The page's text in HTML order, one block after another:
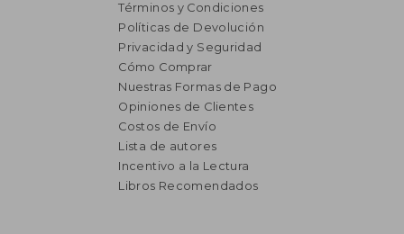
Términos y Condiciones
Políticas de Devolución
Privacidad y Seguridad
Cómo Comprar
Nuestras Formas de Pago
Opiniones de Clientes
Costos de Envío
Lista de autores
Incentivo a la Lectura
Libros Recomendados